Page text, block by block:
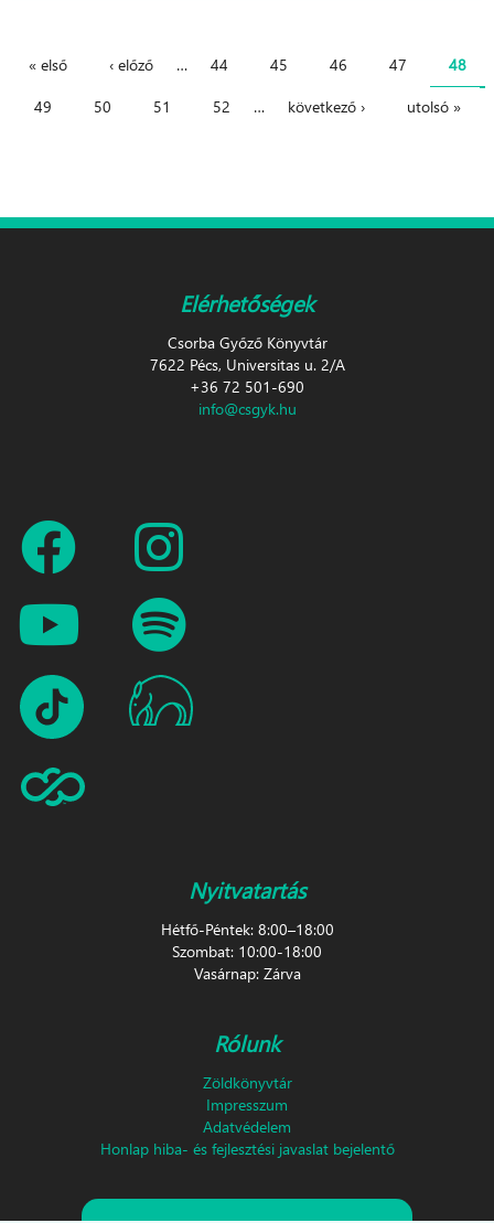
Oldalak
« első ‹ előző … 44 45 46 47
48
49
50 51 52 … következő › utolsó »
Elérhetőségek
Csorba Győző Könyvtár
7622 Pécs, Universitas u. 2/A
+36 72 501-690
info@csgyk.hu
Nyitvatartás
Hétfő-Péntek: 8:00–18:00
Szombat: 10:00-18:00
Vasárnap: Zárva
Rólunk
Zöldkönyvtár
Impresszum
Adatvédelem
Honlap hiba- és fejlesztési javaslat bejelentő